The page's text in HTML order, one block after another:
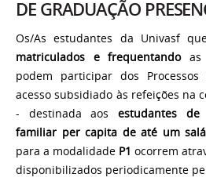
DE GRADUAÇÃO
Os/As estudantes da Univasf
matriculados e frequentandoas
podem participar dos Processos
acesso subsidiado às refeições na
- destinada aosestudantes de
familiar per capita de até um
para a modalidade P1 ocorrem
disponibilizados periodicamente